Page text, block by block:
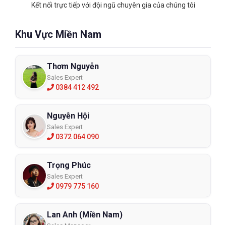
Kết nối trực tiếp với đội ngũ chuyên gia của chúng tôi
Khu Vực Miền Nam
Thơm Nguyễn
Sales Expert
0384 412 492
Nguyễn Hội
Sales Expert
0372 064 090
Trọng Phúc
Sales Expert
0979 775 160
Lan Anh (Miền Nam)